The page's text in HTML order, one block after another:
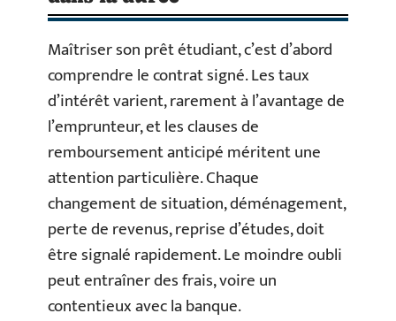
Maîtriser son prêt étudiant, c’est d’abord
comprendre le contrat signé. Les taux
d’intérêt varient, rarement à l’avantage de
l’emprunteur, et les clauses de
remboursement anticipé méritent une
attention particulière. Chaque
changement de situation, déménagement,
perte de revenus, reprise d’études, doit
être signalé rapidement. Le moindre oubli
peut entraîner des frais, voire un
contentieux avec la banque.